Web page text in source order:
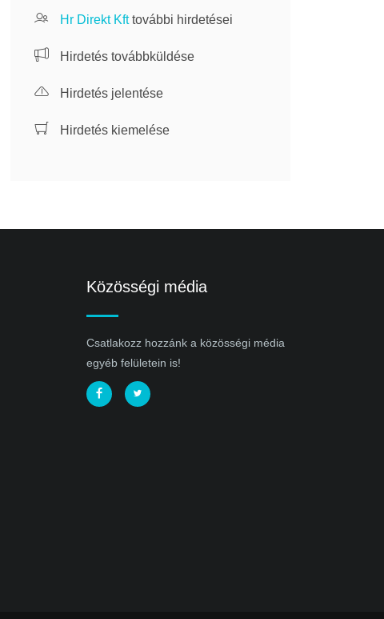
Hr Direkt Kfttovábbi hirdetései
Hirdetés továbbküldése
Hirdetés jelentése
Hirdetés kiemelése
Közösségi média
Csatlakozz hozzánk a közösségi média
egyéb felületein is!